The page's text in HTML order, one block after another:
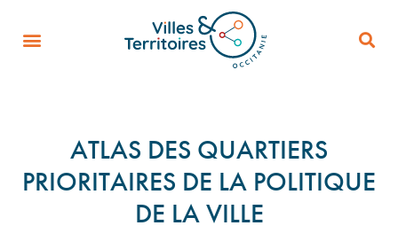
ATLAS DES QUARTIERS
PRIORITAIRES DE LA POLITIQUE
DE LA VILLE